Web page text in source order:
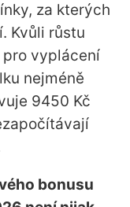
za kterých
Kvůli růstu
vyplácení
nejméně
9450 Kč
bonusu